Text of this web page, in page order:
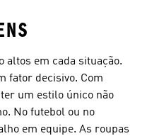
altos em cada situação.
fator decisivo. Com
um estilo único não
No futebol ou no
em equipe. As roupas